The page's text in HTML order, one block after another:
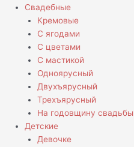
Свадебные
Кремовые
С ягодами
С цветами
С мастикой
Одноярусный
Двухъярусный
Трехъярусный
На годовщину свадьбы
Детские
Девочке